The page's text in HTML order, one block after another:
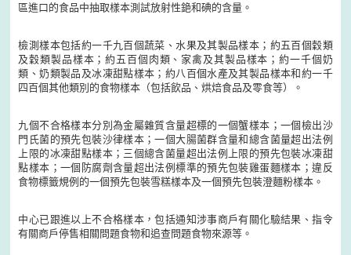
區進口的食品中抽取樣本測試放射性銫和碘的含量。
檢測樣本包括約一千九百個蔬菜、水果及其製品樣本；約五百個穀類
及穀類製品樣本；約五百個肉類、家禽及其製品樣本；約一千個奶
類、奶類製品及冰凍甜點樣本；約八百個水產及其製品樣本和約一千
四百個其他類別的食物樣本（包括飲品、烘焙食品及零食等）。
九個不合格樣本分別為金屬雜質含量超標的一個蟹樣本；一個檢出沙
門氏菌的預先包裝沙律樣本；一個大腸菌群含量和總含菌量超出法例
上限的冰凍甜點樣本；三個總含菌量超出法例上限的預先包裝冰凍甜
點樣本；一個防腐劑含量超出法例標準的預先包裝雞蛋麵樣本；違反
食物標籤規例的一個預先包裝雪糕樣本及一個預先包裝澄麵粉樣本。
中心已跟進以上不合格樣本，包括通知涉事商戶有關化驗結果、指令
有關商戶停售相關問題食物和追查問題食物來源等。